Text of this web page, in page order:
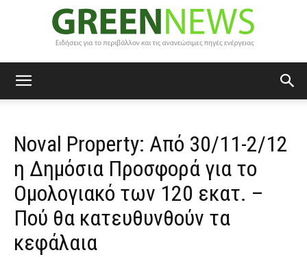
News
Noval Property: Από 30/11-2/12
η Δημόσια Προσφορά για το
Ομολογιακό των 120 εκατ. –
Πού θα κατευθυνθούν τα
κεφάλαια